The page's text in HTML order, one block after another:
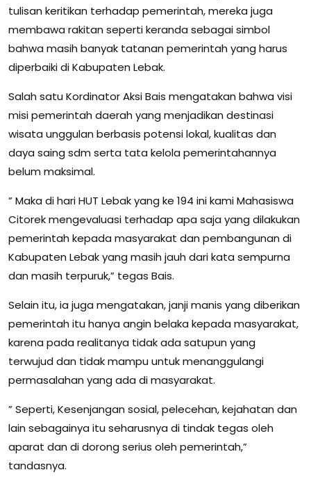
tulisan keritikan terhadap pemerintah, mereka juga
membawa rakitan seperti keranda sebagai simbol
bahwa masih banyak tatanan pemerintah yang harus
diperbaiki di Kabupaten Lebak.
Salah satu Kordinator Aksi Bais mengatakan bahwa visi
misi pemerintah daerah yang menjadikan destinasi
wisata unggulan berbasis potensi lokal, kualitas dan
daya saing sdm serta tata kelola pemerintahannya
belum maksimal.
” Maka di hari HUT Lebak yang ke 194 ini kami Mahasiswa
Citorek mengevaluasi terhadap apa saja yang dilakukan
pemerintah kepada masyarakat dan pembangunan di
Kabupaten Lebak yang masih jauh dari kata sempurna
dan masih terpuruk,” tegas Bais.
Selain itu, ia juga mengatakan, janji manis yang diberikan
pemerintah itu hanya angin belaka kepada masyarakat,
karena pada realitanya tidak ada satupun yang
terwujud dan tidak mampu untuk menanggulangi
permasalahan yang ada di masyarakat.
” Seperti, Kesenjangan sosial, pelecehan, kejahatan dan
lain sebagainya itu seharusnya di tindak tegas oleh
aparat dan di dorong serius oleh pemerintah,”
tandasnya.